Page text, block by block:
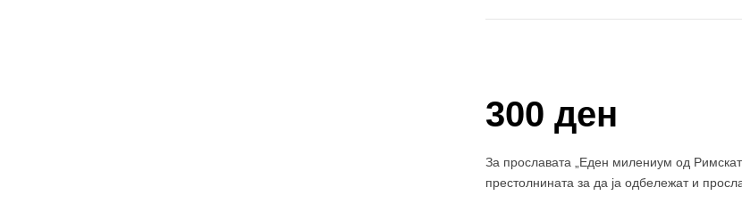
300 ден
За прославата „Еден милениум од
престолнината за да ја одбележат и